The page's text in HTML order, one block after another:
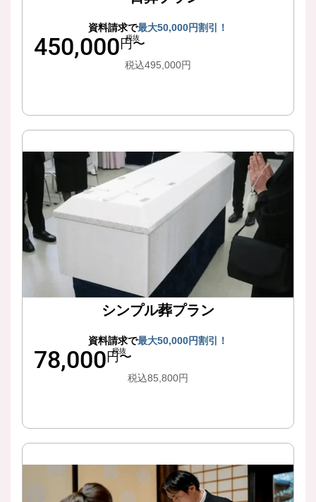
資料請求で最大50,000円割引！
450,000 税抜
円〜
税込495,000円
シンプル葬プラン
資料請求で最大50,000円割引！
78,000 税抜
円〜
税込85,800円